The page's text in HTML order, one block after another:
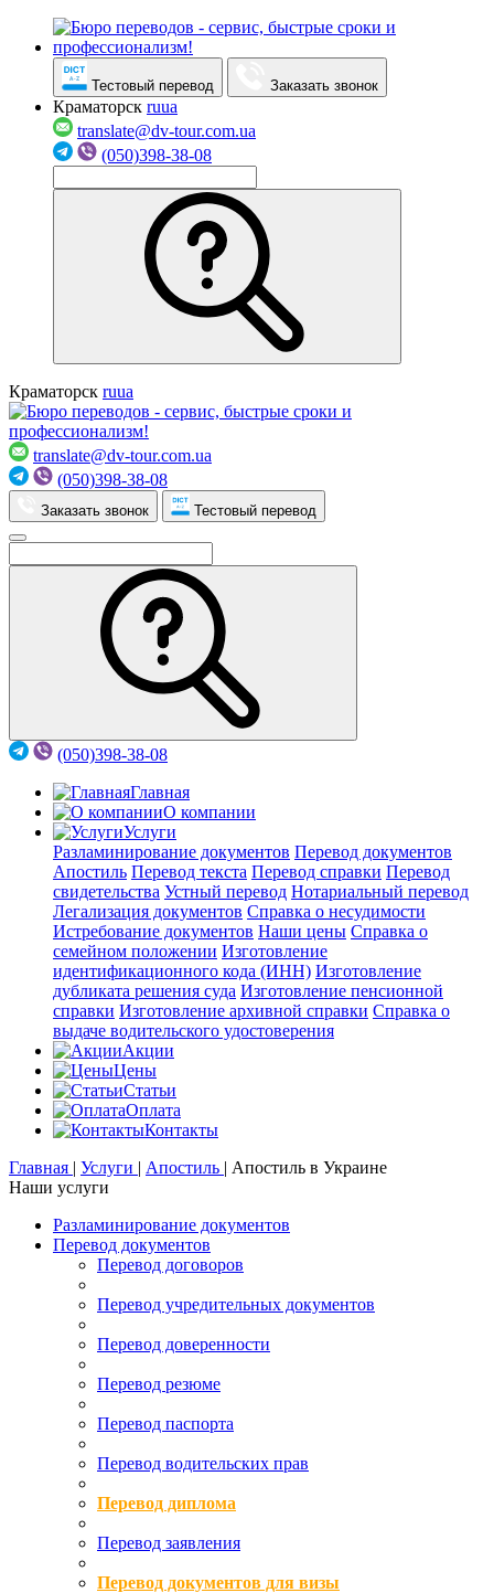
Тестовый перевод Заказать звонок
Краматорск ruua
translate@dv-tour.com.ua
(050)398-38-08
Краматорск ruua
translate@dv-tour.com.ua
(050)398-38-08
Заказать звонок Тестовый перевод
(050)398-38-08
Главная
О компании
Услуги
Разламинирование документов Перевод документов
Апостиль Перевод текста Перевод справки Перевод
свидетельства Устный перевод Нотариальный перевод
Легализация документов Справка о несудимости
Истребование документов Наши цены Справка о
семейном положении Изготовление
идентификационного кода (ИНН) Изготовление
дубликата решения суда Изготовление пенсионной
справки Изготовление архивной справки Справка о
выдаче водительского удостоверения
Акции
Цены
Статьи
Оплата
Контакты
Главная | Услуги | Апостиль | Апостиль в Украине
Наши услуги
Разламинирование документов
Перевод документов
Перевод договоров
Перевод учредительных документов
Перевод доверенности
Перевод резюме
Перевод паспорта
Перевод водительских прав
Перевод диплома
Перевод заявления
Перевод документов для визы